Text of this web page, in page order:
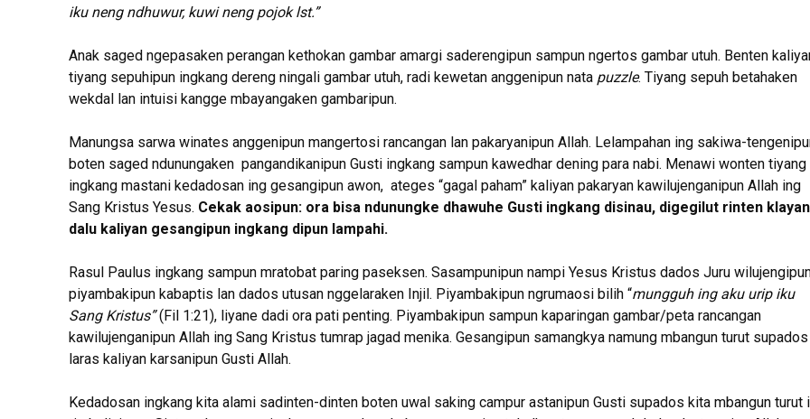
iku neng ndhuwur, kuwi neng pojok lst.”
Anak saged ngepasaken perangan kethokan gambar amargi saderengipun sampun ngertos gambar utuh. Benten
tiyang sepuhipun ingkang dereng ningali gambar utuh, radi kewetan anggenipun nata puzzle. Tiyang sepuh betahaken
wekdal lan intuisi kangge mbayangaken gambaripun.
Manungsa sarwa winates anggenipun mangertosi rancangan lan pakaryanipun Allah. Lelampahan ing sakiwa-
boten saged ndunungaken pangandikanipun Gusti ingkang sampun kawedhar dening para nabi. Menawi wonten tiyang
ingkang mastani kedadosan ing gesangipun awon, ateges “gagal paham” kaliyan pakaryan kawilujenganipun Allah ing
Sang Kristus Yesus. Cekak aosipun: ora bisa ndunungke dhawuhe Gusti ingkang disinau, digegilut rinten klayan
dalu kaliyan gesangipun ingkang dipun lampahi.
Rasul Paulus ingkang sampun mratobat paring paseksen. Sasampunipun nampi Yesus Kristus dados Juru
piyambakipun kabaptis lan dados utusan nggelaraken Injil. Piyambakipun ngrumaosi bilih “mungguh ing aku urip iku
Sang Kristus”(Fil 1:21), liyane dadi ora pati penting. Piyambakipun sampun kaparingan gambar/peta rancangan
kawilujenganipun Allah ing Sang Kristus tumrap jagad menika. Gesangipun samangkya namung mbangun turut supados
laras kaliyan karsanipun Gusti Allah.
Kedadosan ingkang kita alami sadinten-dinten boten uwal saking campur astanipun Gusti supados kita mbangun turut